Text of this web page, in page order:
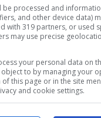
be processed and
and other device data)
with 319 partners, or used
may use precise
your personal data on
object to by managing your
this page or in the site
and cookie settings.